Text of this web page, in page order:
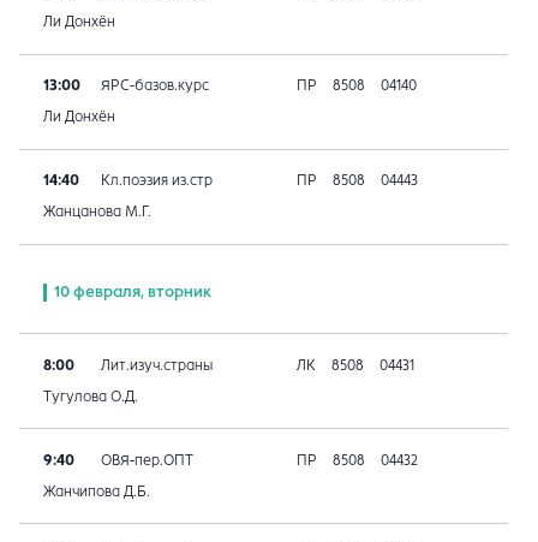
Ли Донхён
13:00 ЯРС-базов.курс ПР 8508 04140
Ли Донхён
14:40 Кл.поэзия из.стр ПР 8508 04443
Жанцанова М.Г.
10 февраля, вторник
8:00 Лит.изуч.страны ЛК 8508 04431
Тугулова О.Д.
9:40 ОВЯ-пер.ОПТ ПР 8508 04432
Жанчипова Д.Б.